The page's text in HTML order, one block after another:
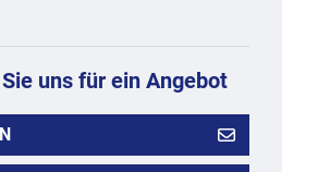
uns für ein Angebot